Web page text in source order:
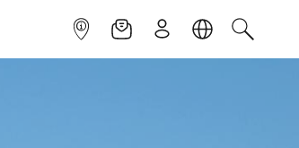
INFOPOINTNEWSLETTER
ISCRIVITILINGUACERCA